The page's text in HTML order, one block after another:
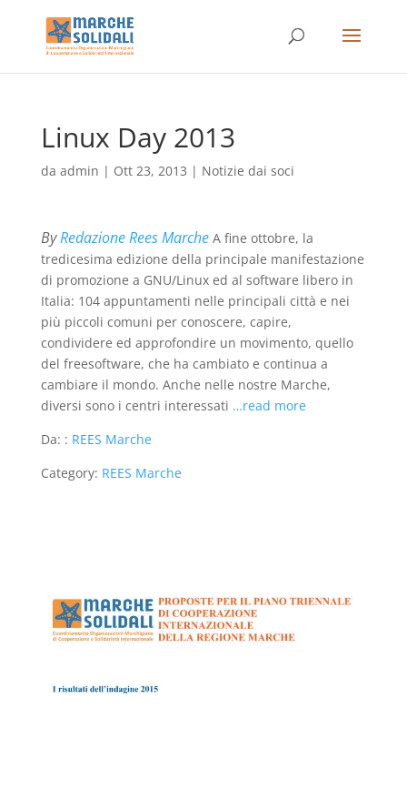
Linux Day 2013
da admin | Ott 23, 2013 | Notizie dai soci
ByRedazione Rees MarcheA fine ottobre, la
tredicesima edizione della principale manifestazione
di promozione a GNU/Linux ed al software libero in
Italia: 104 appuntamenti nelle principali città e nei
più piccoli comuni per conoscere, capire,
condividere ed approfondire un movimento, quello
del freesoftware, che ha cambiato e continua a
cambiare il mondo. Anche nelle nostre Marche,
diversi sono i centri interessati …read more
Da: : REES Marche
Category: REES Marche